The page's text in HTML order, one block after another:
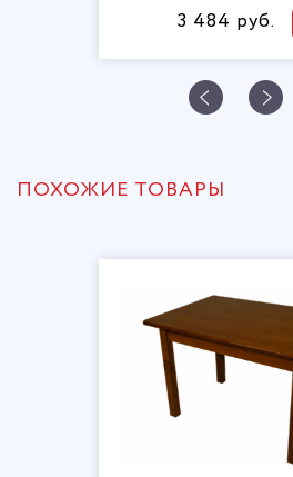
3 484 руб.
ПОХОЖИЕ ТОВАРЫ